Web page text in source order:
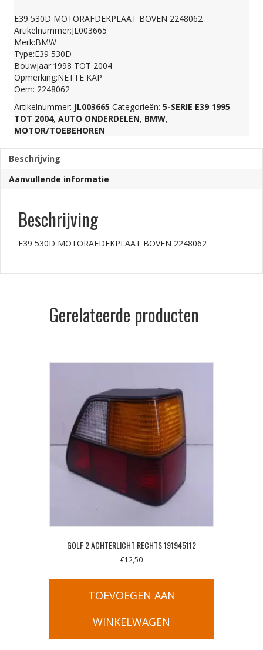
MOTORAFDEKPLAAT
BOVEN
2248062
aantal
E39 530D MOTORAFDEKPLAAT BOVEN 2248062
Artikelnummer:JL003665
Merk:BMW
Type:E39 530D
Bouwjaar:1998 TOT 2004
Opmerking:NETTE KAP
Oem: 2248062
Artikelnummer: JL003665 Categorieën: 5-SERIE E39 1995
TOT 2004, AUTO ONDERDELEN, BMW,
MOTOR/TOEBEHOREN
Beschrijving
Aanvullende informatie
Beschrijving
E39 530D MOTORAFDEKPLAAT BOVEN 2248062
Gerelateerde producten
GOLF 2 ACHTERLICHT RECHTS 191945112
€12,50
TOEVOEGEN AAN
WINKELWAGEN